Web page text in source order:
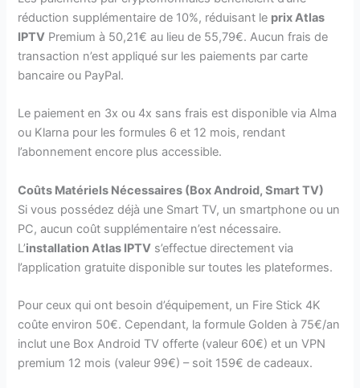
réduction supplémentaire de 10%, réduisant le prix Atlas
IPTV Premium à 50,21€ au lieu de 55,79€. Aucun frais de
transaction n’est appliqué sur les paiements par carte
bancaire ou PayPal.
Le paiement en 3x ou 4x sans frais est disponible via Alma
ou Klarna pour les formules 6 et 12 mois, rendant
l’abonnement encore plus accessible.
Coûts Matériels Nécessaires (Box Android, Smart TV)
Si vous possédez déjà une Smart TV, un smartphone ou un
PC, aucun coût supplémentaire n’est nécessaire.
L’installation Atlas IPTV s’effectue directement via
l’application gratuite disponible sur toutes les plateformes.
Pour ceux qui ont besoin d’équipement, un Fire Stick 4K
coûte environ 50€. Cependant, la formule Golden à 75€/an
inclut une Box Android TV offerte (valeur 60€) et un VPN
premium 12 mois (valeur 99€) – soit 159€ de cadeaux.